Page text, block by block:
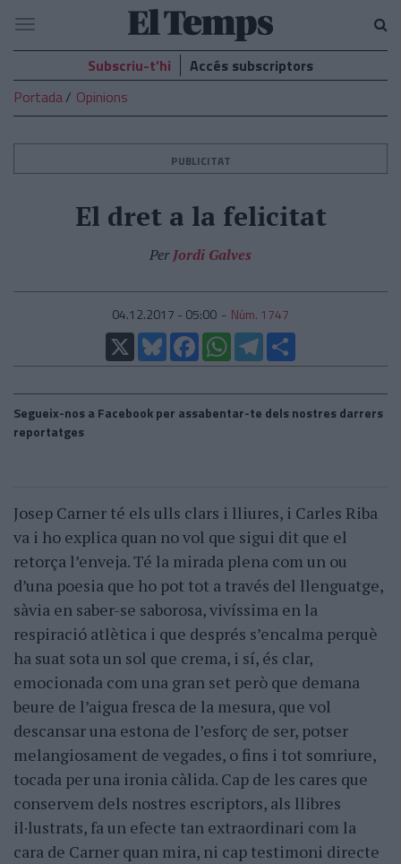
El
Temps
Navegació
Subscriu-t’hi
Accés subscriptors
Portada
Opinions
PUBLICITAT
El dret a la felicitat
PerJordi Galves
04.12.2017 - 05:00
Núm. 1747
X
BlueskyFacebookWhatsAppTelegram
Segueix-nos a Facebook per assabentar-te dels nostres darrers
reportatges
Josep Carner té els ulls clars i lliures, i Carles Riba
va i ho explica quan no vol que sigui dit que el
retorça l’enveja. Té la mirada plena com un ou
d’una poesia que ho pot tot a través del llenguatge,
sàvia en saber-se saborosa, vivíssima en la
respiració atlètica i que després s’encalma perquè
ha suat sota un sol que crema, i sí, és clar,
emocionada com una gran set però que demana
beure de l’aigua fresca de la mesura, que vol
descansar una estona de l’esforç de ser, potser
melangiosament de vegades, o fins i tot somriure,
tocada per una ironia càlida. Cap de les cares que
conservem dels nostres escriptors, als llibres
il·lustrats, fa un efecte tan extraordinari com la
cara de Carner quan mira, ni cap testimoni directe